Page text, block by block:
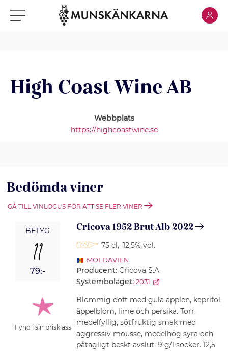
Klicka för meny Klicka
High Coast Wine AB
Webbplats
https://highcoastwine.se
Bedömda viner
GÅ TILL VINLOCUS FÖR ATT SE FLER VINER
BETYG
11
79:-
Fynd i sin prisklass
Cricova 1952 Brut Alb 2022
75 cl, 12.5% vol.
MOLDAVIEN
Producent: Cricova S.A
Systembolaget: 2031
Blommig doft med gula äpplen, kaprifol,
äppelblom, lime och persika. Torr,
medelfyllig, sötfruktig smak med
aggressiv mousse, medelhög syra och
påtagligt beskt avslut. 9 g/l socker. 12,5